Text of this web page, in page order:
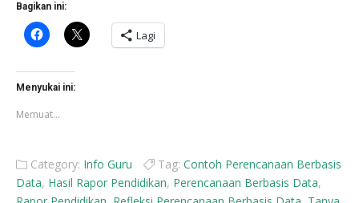
Bagikan ini:
Klik
untuk
Facebook(Membuka
di
jendela
baru)
Klik
untuk
berbagi
Lagi
Menyukai ini:
Memuat...
Category: Info Guru Tag: Contoh Perencanaan Berbasis
Data, Hasil Rapor Pendidikan, Perencanaan Berbasis Data,